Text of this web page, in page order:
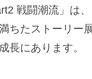
戦闘潮流」は
ちたストーリー
長にあります。